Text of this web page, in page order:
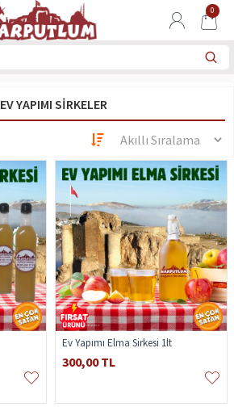
0
EV YAPIMI SIRKELER
Ev Yapımı Elma Sirkesi 1lt
300,00 TL